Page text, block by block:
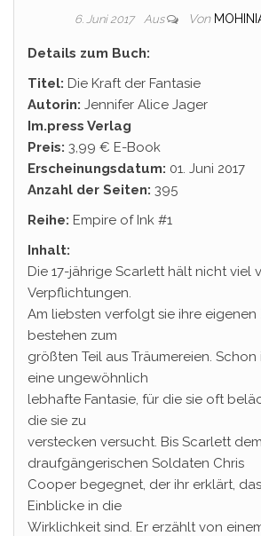
6. Juni 2017 Aus Von
Details zum Buch:
Titel: Die Kraft der Fantasie
Autorin: Jennifer Alice Jager
Im.press Verlag
Preis: 3,99 € E-Book
Erscheinungsdatum: 01. Juni 2017
Anzahl der Seiten: 395
Reihe: Empire of Ink #1
Inhalt:
Die 17-jährige Scarlett hält nicht viel
Verpflichtungen.
Am liebsten verfolgt sie ihre
bestehen zum
größten Teil aus Träumereien.
eine ungewöhnlich
lebhafte Fantasie, für die sie oft
die sie zu
verstecken versucht. Bis Scarlett dem
draufgängerischen Soldaten Chris
Cooper begegnet, der ihr erklärt,
Einblicke in die
Wirklichkeit sind. Er erzählt von